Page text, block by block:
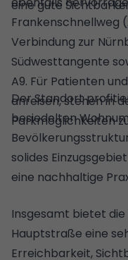
eine gute
Frankenschnellweg
Verbindung zur
Südwesttangente
A9. Für Patienten
anreisen, stehen in
Parkmöglichkeiten
Der Standort
besiedelten
solides
eine nachhaltige
Insgesamt bietet die
Hauptstraße eine
Erreichbarkeit,